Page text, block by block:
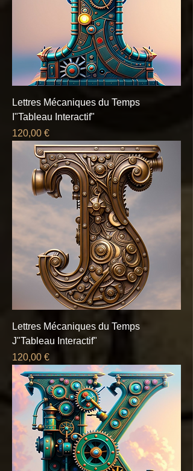
Lettres Mécaniques du Temps
I"Tableau Interactif"
Prix
120,00 €
Lettres Mécaniques du Temps
J"Tableau Interactif"
Prix
120,00 €